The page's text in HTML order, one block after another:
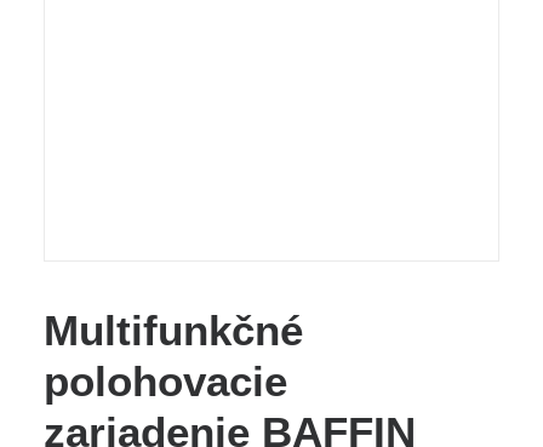
Multifunkčné
polohovacie
zariadenie BAFFIN